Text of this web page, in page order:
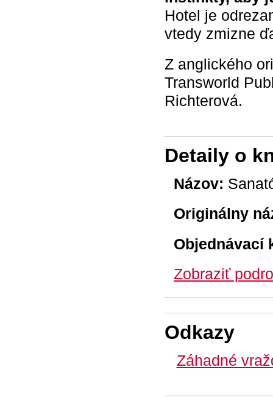
Hotel je
vtedy zmizne
Z anglického
Transworld
Richterová.
Detaily o
Názov:
Originálny
Objednávací
Zobraziť
Odkazy
Záhadné